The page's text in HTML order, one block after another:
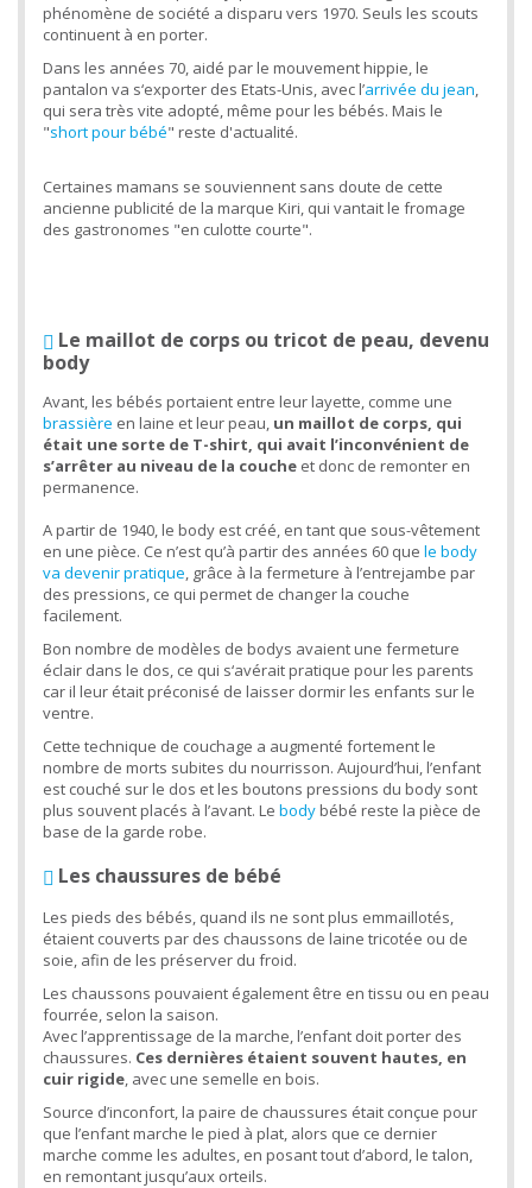
phénomène de société a disparu vers 1970. Seuls les scouts
continuent à en porter.
Dans les années 70, aidé par le mouvement hippie, le
pantalon va s‘exporter des Etats-Unis, avec l’arrivée du jean,
qui sera très vite adopté, même pour les bébés. Mais le
"short pour bébé" reste d'actualité.
Certaines mamans se souviennent sans doute de cette
ancienne publicité de la marque Kiri, qui vantait le fromage
des gastronomes "en culotte courte".
Le maillot de corps ou tricot de peau, devenu
body
Avant, les bébés portaient entre leur layette, comme une
brassière en laine et leur peau, un maillot de corps, qui
était une sorte de T-shirt, qui avait l’inconvénient de
s’arrêter au niveau de la couche et donc de remonter en
permanence.
A partir de 1940, le body est créé, en tant que sous-vêtement
en une pièce. Ce n’est qu’à partir des années 60 que le body
va devenir pratique, grâce à la fermeture à l’entrejambe par
des pressions, ce qui permet de changer la couche
facilement.
Bon nombre de modèles de bodys avaient une fermeture
éclair dans le dos, ce qui s‘avérait pratique pour les parents
car il leur était préconisé de laisser dormir les enfants sur le
ventre.
Cette technique de couchage a augmenté fortement le
nombre de morts subites du nourrisson. Aujourd’hui, l’enfant
est couché sur le dos et les boutons pressions du body sont
plus souvent placés à l’avant. Le bodybébé reste la pièce de
base de la garde robe.
Les chaussures de bébé
Les pieds des bébés, quand ils ne sont plus emmaillotés,
étaient couverts par des chaussons de laine tricotée ou de
soie, afin de les préserver du froid.
Les chaussons pouvaient également être en tissu ou en peau
fourrée, selon la saison.
Avec l’apprentissage de la marche, l’enfant doit porter des
chaussures. Ces dernières étaient souvent hautes, en
cuir rigide, avec une semelle en bois.
Source d’inconfort, la paire de chaussures était conçue pour
que l’enfant marche le pied à plat, alors que ce dernier
marche comme les adultes, en posant tout d’abord, le talon,
en remontant jusqu’aux orteils.